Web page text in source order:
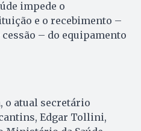
impede o
e o recebimento –
– do equipamento
o atual secretário
Edgar Tollini,